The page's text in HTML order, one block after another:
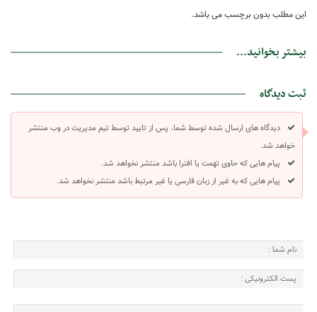
این مطلب بدون برچسب می باشد.
بیشتر بخوانید...
ثبت دیدگاه
دیدگاه های ارسال شده توسط شما، پس از تایید توسط تیم مدیریت در وب منتشر
خواهد شد.
پیام هایی که حاوی تهمت یا افترا باشد منتشر نخواهد شد.
پیام هایی که به غیر از زبان فارسی یا غیر مرتبط باشد منتشر نخواهد شد.